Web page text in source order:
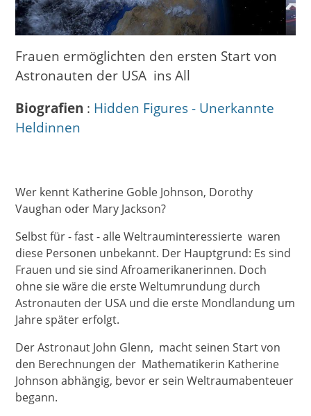
Frauen ermöglichten den ersten Start von
Astronauten der USA ins All
Biografien : Hidden Figures - Unerkannte
Heldinnen
Wer kennt Katherine Goble Johnson, Dorothy
Vaughan oder Mary Jackson?
Selbst für - fast - alle Weltrauminteressierte waren
diese Personen unbekannt. Der Hauptgrund: Es sind
Frauen und sie sind Afroamerikanerinnen. Doch
ohne sie wäre die erste Weltumrundung durch
Astronauten der USA und die erste Mondlandung um
Jahre später erfolgt.
Der Astronaut John Glenn, macht seinen Start von
den Berechnungen der Mathematikerin Katherine
Johnson abhängig, bevor er sein Weltraumabenteuer
begann.